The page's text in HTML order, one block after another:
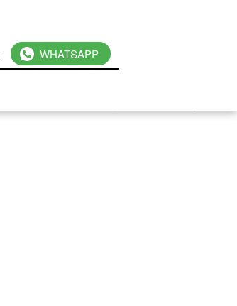
` WHATSAPP